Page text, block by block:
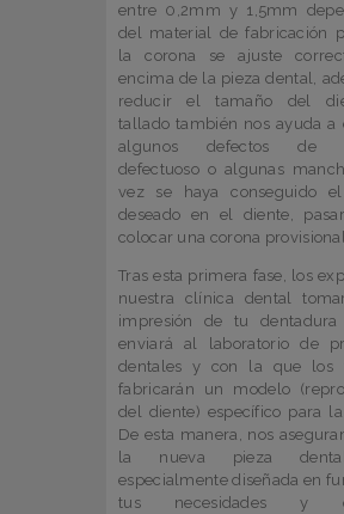
entre 0,2mm y 1,5mm
del material de fabricación
la corona se ajuste
encima de la pieza dental,
reducir el tamaño del
tallado también nos ayuda a
algunos defectos de
defectuoso o algunas
vez se haya conseguido
deseado en el diente,
colocar una corona
Tras esta primera fase, los
nuestra clínica dental
impresión de tu
enviará al laboratorio de
dentales y con la que los
fabricarán un modelo
del diente) específico para
De esta manera, nos
la nueva pieza
especialmente diseñada en
tus necesidades y